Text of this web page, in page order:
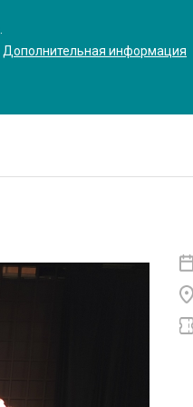
Дополнительная информация